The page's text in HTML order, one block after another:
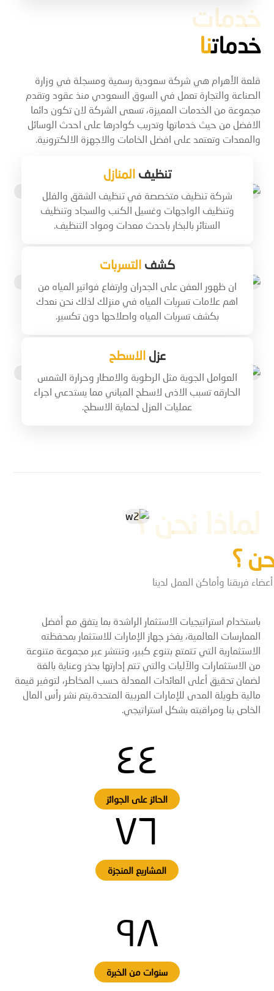
خدمات
خدماتنا
قلعة الأهرام هي شركة سعودية رسمية ومسجلة في وزارة
الصناعة والتجارة تعمل في السوق السعودي منذ عقود وتقدم
مجموعة من الخدمات المميزة، تسعى الشركة لان تكون دائما
الافضل من حيث خدماتها وتدريب كوادرها على احدث الوسائل
والمعدات وتعتمد على افضل الخامات والاجهزة الالكترونية.
خدمات صناعية
تنظيفالمنازل
شركة تنظيف متخصصة في تنظيف الشقق والفلل
وتنظيف الواجهات وغسيل الكنب والسجاد وتنظيف
الستائر بالبخار باحدث معدات ومواد التنظيف.
كشفالتسربات
ان ظهور العفن على الجدران وارتفاع فواتير المياه من
اهم علامات تسربات المياه في منزلك لذلك نحن نعدك
بكشف تسربات المياه واصلاحها دون تكسير.
عزلالاسطح
العوامل الجوية مثل الرطوبة والامطار وحرارة الشمس
الحارقه تسبب الاذى لاسطح المباني مما يستدعي اجراء
عمليات العزل لحماية الاسطح.
لماذا نحن ؟
؟
فريقنا وأماكن العمل لدينا
باستخدام استراتيجيات الاستثمار الراشدة بما يتفق مع أفضل
الممارسات العالمية، يفخر جهاز الإمارات للاستثمار بمحفظته
الاستثمارية التي تتمتع بتنوع كبير، وتنتشر عبر مجموعة متنوعة
من الاستثمارات والآليات والتي تتم إدارتها بحذر وعناية بالغة
لضمان تحقيق أعلى العائدات المعدلة حسب المخاطر، لتوفير قيمة
مالية طويلة المدى للإمارات العربية المتحدة.يتم نشر رأس المال
الخاص بنا ومراقبته بشكل استراتيجي.
٤٤
الحائز على الجوائز
٧٦
المشاريع المنجزة
٩٨
سنوات من الخبرة